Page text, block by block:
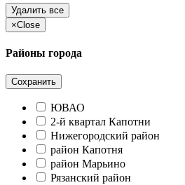
Удалить все
×Close
Районы города
Сохранить
ЮВАО
2-й квартал Капотни
Нижегородский район
район Капотня
район Марьино
Рязанский район